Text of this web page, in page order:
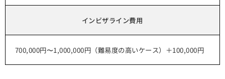
インビザライン費用
700,000円〜1,000,000円（難易度の高いケース）＋100,000円